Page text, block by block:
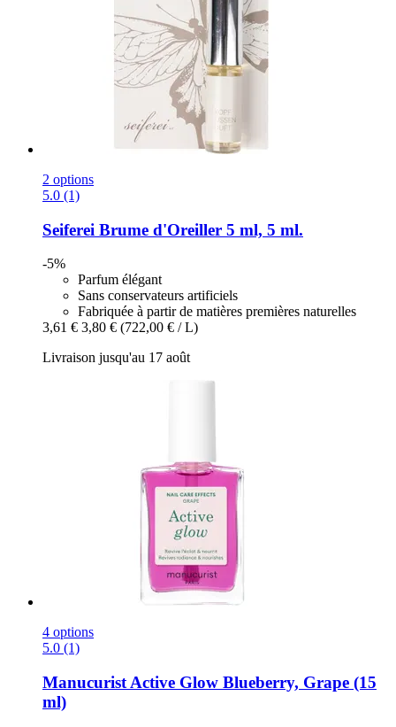
2 options
5.0 (1)
Seiferei Brume d'Oreiller 5 ml, 5 ml.
-5%
Parfum élégant
Sans conservateurs artificiels
Fabriquée à partir de matières premières naturelles
3,61 € 3,80 € (722,00 € / L)
Livraison jusqu'au 17 août
4 options
5.0 (1)
Manucurist Active Glow Blueberry, Grape (15
ml)